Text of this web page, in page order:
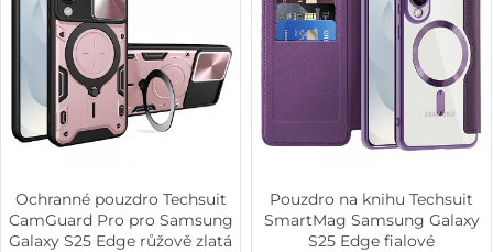
Ochranné pouzdro Techsuit
CamGuard Pro pro Samsung
Galaxy S25 Edge růžově zlatá
Pouzdro na knihu Techsuit
SmartMag Samsung Galaxy
S25 Edge fialové